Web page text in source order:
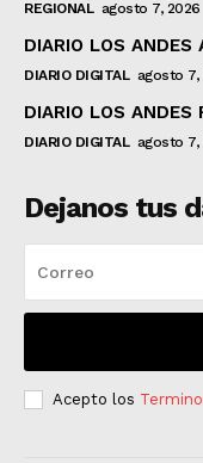
REGIONAL agosto 7, 2026
DIARIO LOS
DIARIO DIGITAL agosto 7,
DIARIO LOS
DIARIO DIGITAL agosto 7,
Dejanos tus
Acepto los